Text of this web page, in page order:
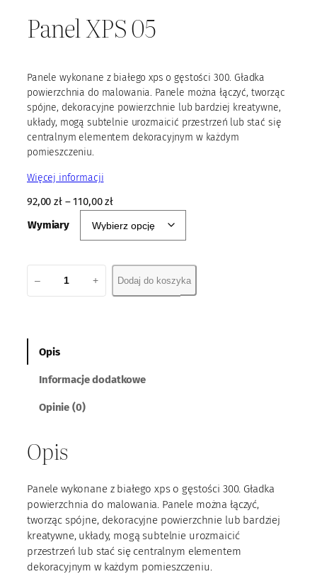
Panel XPS 05
Panele wykonane z białego xps o gęstości 300. Gładka
powierzchnia do malowania. Panele można łączyć, tworząc
spójne, dekoracyjne powierzchnie lub bardziej kreatywne,
układy, mogą subtelnie urozmaicić przestrzeń lub stać się
centralnym elementem dekoracyjnym w każdym
pomieszczeniu.
Więcej informacji
92,00zł–110,00zł
Wymiary
a
P
S
5
– + Dodaj do koszyka
Opis
Informacje dodatkowe
Opinie (0)
Opis
Panele wykonane z białego xps o gęstości 300. Gładka
powierzchnia do malowania. Panele można łączyć,
tworząc spójne, dekoracyjne powierzchnie lub bardziej
kreatywne, układy, mogą subtelnie urozmaicić
przestrzeń lub stać się centralnym elementem
dekoracyjnym w każdym pomieszczeniu.